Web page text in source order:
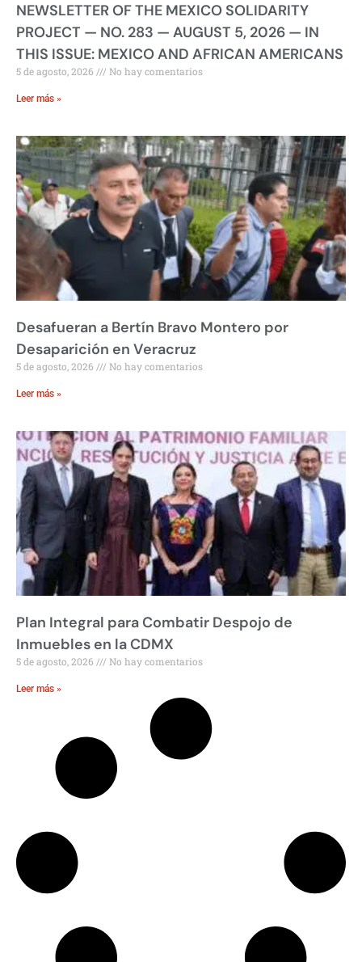
NEWSLETTER OF THE MEXICO SOLIDARITY
PROJECT — NO. 283 — AUGUST 5, 2026 — IN
THIS ISSUE: MEXICO AND AFRICAN AMERICANS
5 de agosto, 2026 No hay comentarios
Leer más »
Desafueran a Bertín Bravo Montero por
Desaparición en Veracruz
5 de agosto, 2026 No hay comentarios
Leer más »
Plan Integral para Combatir Despojo de
Inmuebles en la CDMX
5 de agosto, 2026 No hay comentarios
Leer más »